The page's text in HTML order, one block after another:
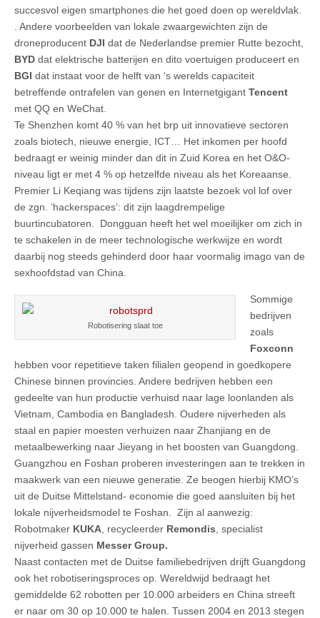
succesvol eigen smartphones die het goed doen op wereldvlak.
. Andere voorbeelden van lokale zwaargewichten zijn de
droneproducent DJI dat de Nederlandse premier Rutte bezocht,
BYD dat elektrische batterijen en dito voertuigen produceert en
BGI dat instaat voor de helft van ‘s werelds capaciteit
betreffende ontrafelen van genen en Internetgigant Tencent
met QQ en WeChat.
Te Shenzhen komt 40 % van het brp uit innovatieve sectoren
zoals biotech, nieuwe energie, ICT… Het inkomen per hoofd
bedraagt er weinig minder dan dit in Zuid Korea en het O&O-
niveau ligt er met 4 % op hetzelfde niveau als het Koreaanse.
Premier Li Keqiang was tijdens zijn laatste bezoek vol lof over
de zgn. ‘hackerspaces’: dit zijn laagdrempelige
buurtincubatoren. Dongguan heeft het wel moeilijker om zich in
te schakelen in de meer technologische werkwijze en wordt
daarbij nog steeds gehinderd door haar voormalig imago van de
sexhoofdstad van China.
Robotisering slaat toe
Sommige
bedrijven
zoals
Foxconn
hebben voor repetitieve taken filialen geopend in goedkopere
Chinese binnen provincies. Andere bedrijven hebben een
gedeelte van hun productie verhuisd naar lage loonlanden als
Vietnam, Cambodia en Bangladesh. Oudere nijverheden als
staal en papier moesten verhuizen naar Zhanjiang en de
metaalbewerking naar Jieyang in het boosten van Guangdong.
Guangzhou en Foshan proberen investeringen aan te trekken in
maakwerk van een nieuwe generatie. Ze beogen hierbij KMO’s
uit de Duitse Mittelstand- economie die goed aansluiten bij het
lokale nijverheidsmodel te Foshan. Zijn al aanwezig:
Robotmaker KUKA , recycleerder Remondis , specialist
nijverheid gassen Messer Group.
Naast contacten met de Duitse familiebedrijven drijft Guangdong
ook het robotiseringsproces op. Wereldwijd bedraagt het
gemiddelde 62 robotten per 10.000 arbeiders en China streeft
er naar om 30 op 10.000 te halen. Tussen 2004 en 2013 stegen